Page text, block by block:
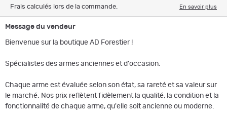
Frais calculés lors de la commande.
En savoir plus
Message du vendeur
Bienvenue sur la boutique AD Forestier !
Spécialistes des armes anciennes et d'occasion.
Chaque arme est évaluée selon son état, sa rareté et sa valeur sur
le marché. Nos prix reflètent fidèlement la qualité, la condition et la
fonctionnalité de chaque arme, qu'elle soit ancienne ou moderne.